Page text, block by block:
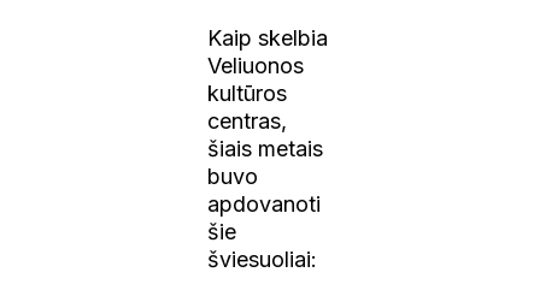
Kaip skelbia
Veliuonos
kultūros
centras,
šiais metais
buvo
apdovanoti
šie
šviesuoliai: